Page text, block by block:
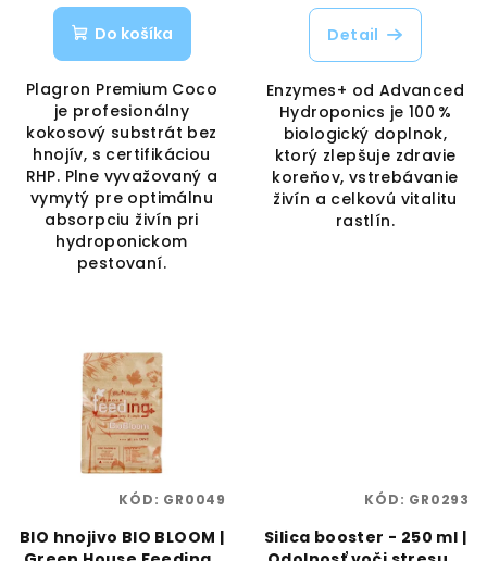
Do košíka
Plagron Premium Coco
je profesionálny
kokosový substrát bez
hnojív, s certifikáciou
RHP. Plne vyvažovaný a
vymytý pre optimálnu
absorpciu živín pri
hydroponickom
pestovaní.
Detail
Enzymes+ od Advanced
Hydroponics je 100 %
biologický doplnok,
ktorý zlepšuje zdravie
koreňov, vstrebávanie
živín a celkovú vitalitu
rastlín.
BIO hnojivo BIO BLOOM |
KÓD: GR0049
Silica booster - 250 ml |
KÓD: GR0293